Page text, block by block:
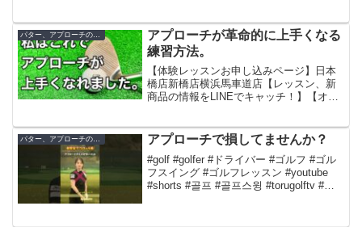
アプローチが革命的に上手くなる
練習方法。
【体験レッスンお申し込みページ】日本
橋店新橋店横浜馬車道店【レッスン、新
商品の情報をLINEでキャッチ！】【オリ
味のある方はこちらを一読してからご応
募ください。【TER...
パター、アプローチの練習方法 アプローチで損してませんか？
#golf #golfer #ドライバー #ゴルフ #ゴル
フスイング #ゴルフレッスン #youtube
#shorts #골프 #골프스윙 #torugolftv #ト